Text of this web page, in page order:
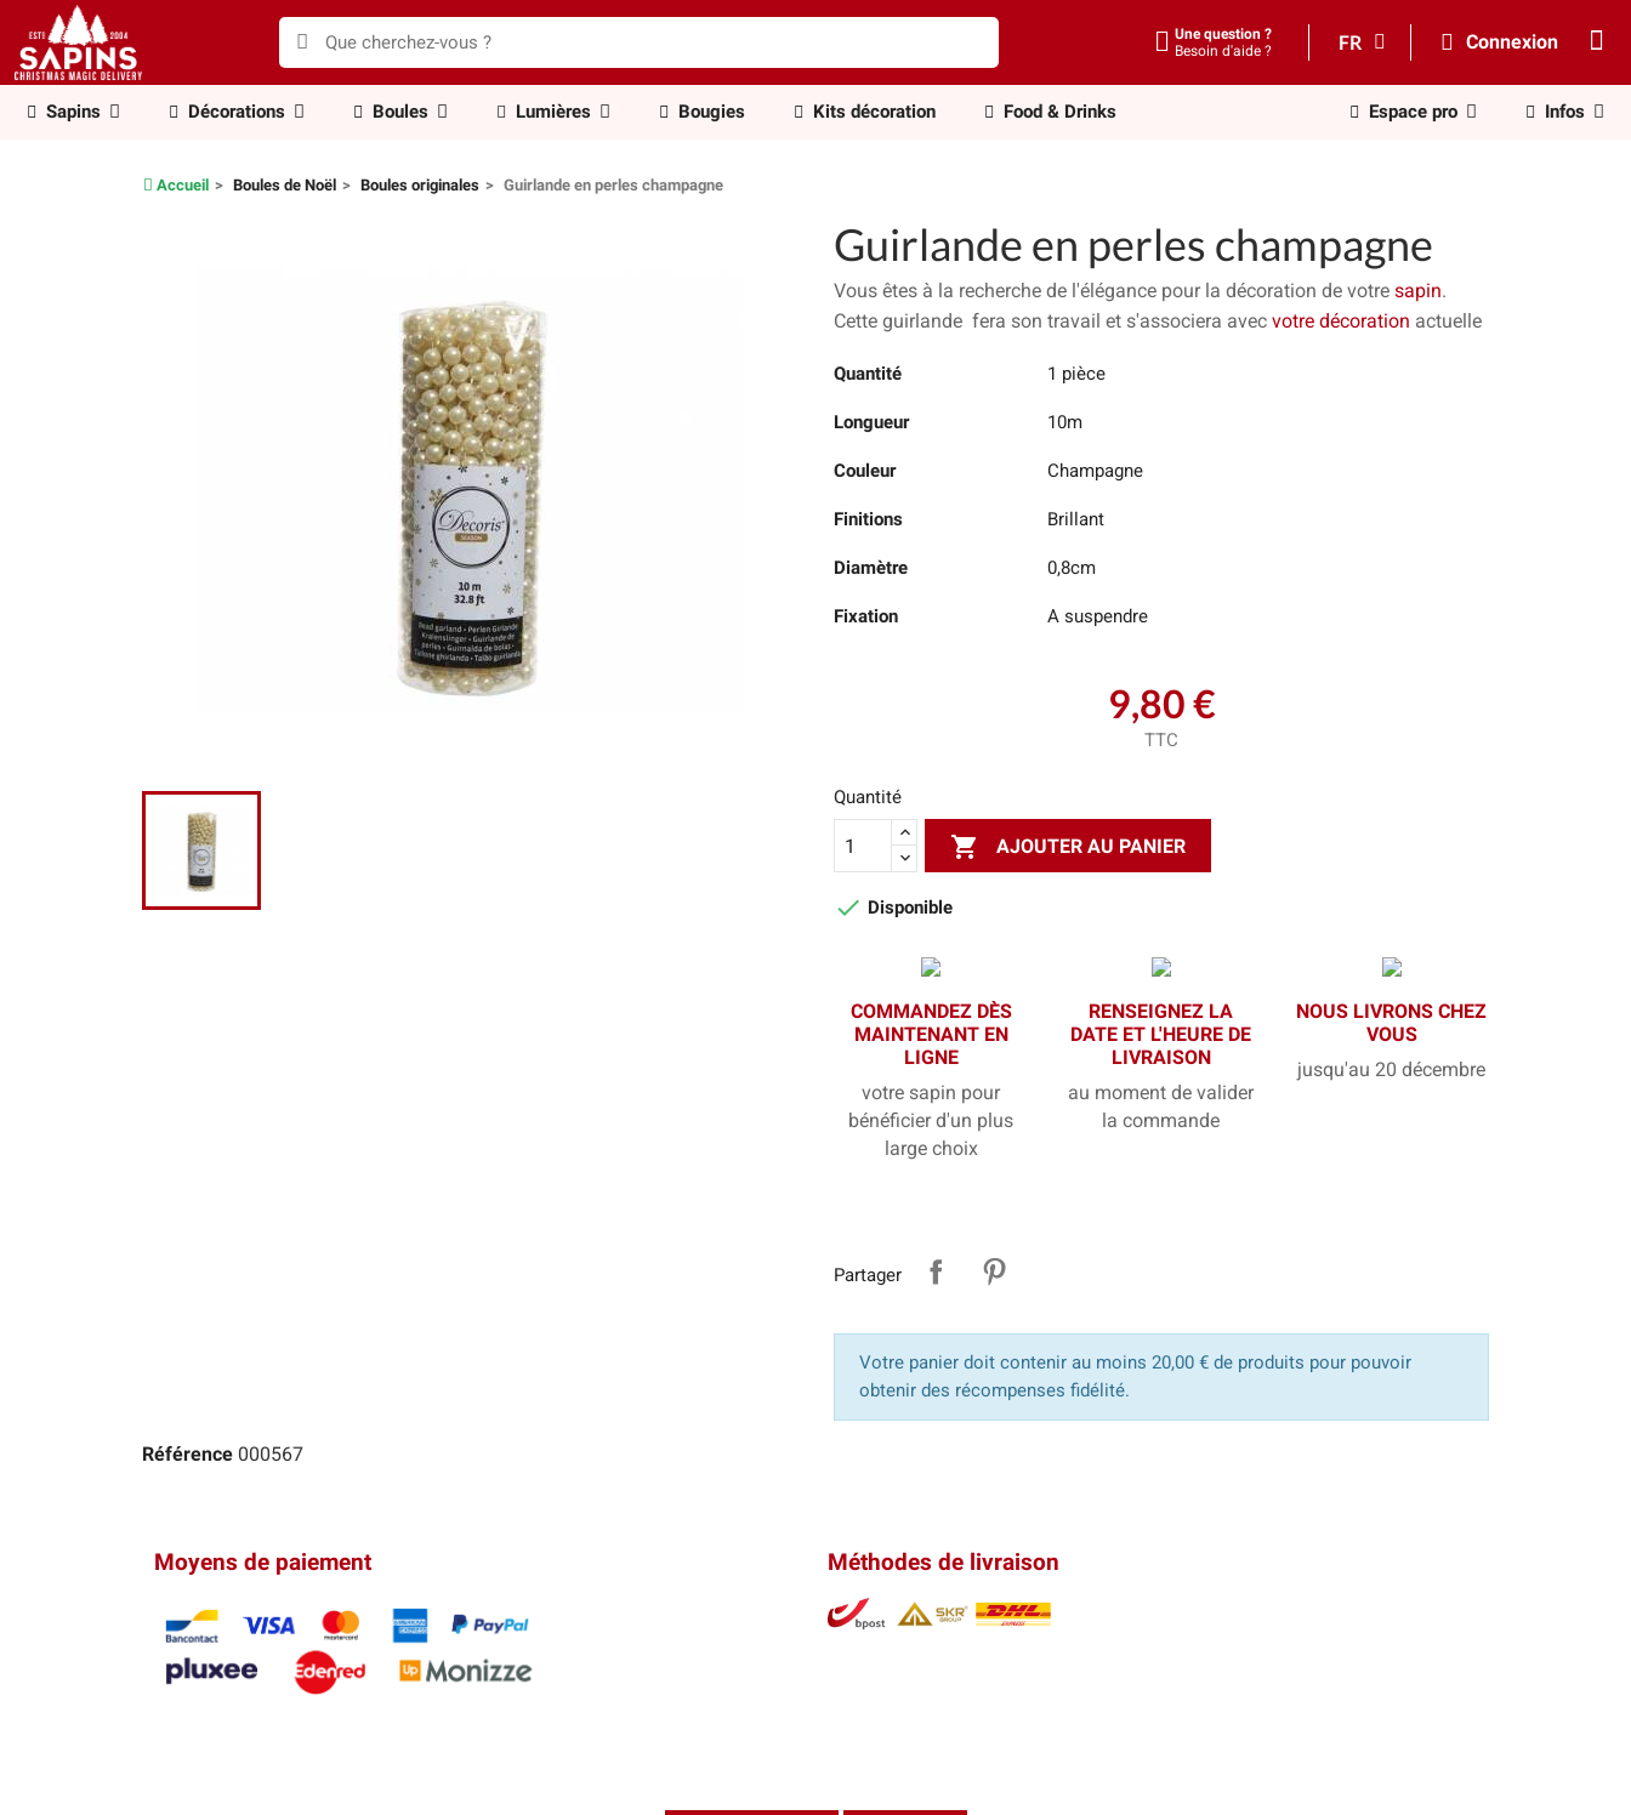
Une question ?
Besoin d'aide ?
FR Connexion
Sapins Décorations Boules Lumières Bougies Kits décoration Food & Drinks Espace pro Infos
Accueil Boules de Noël Boules originales Guirlande en perles champagne
Guirlande en perles champagne
Vous êtes à la recherche de l'élégance pour la décoration de votre sapin.
Cette guirlande fera son travail et s'associera avec votre décoration actuelle
Quantité 1 pièce
Longueur 10m
Couleur Champagne
Finitions Brillant
Diamètre 0,8cm
Fixation A suspendre
9,80 €
TTC
Quantité
 AJOUTER AU PANIER
 Disponible
COMMANDEZ DÈS
MAINTENANT EN
LIGNE
votre sapin pour
bénéficier d'un plus
large choix
RENSEIGNEZ LA
DATE ET L'HEURE DE
LIVRAISON
au moment de valider
la commande
NOUS LIVRONS CHEZ
VOUS
jusqu'au 20 décembre
Partager
Votre panier doit contenir au moins 20,00 € de produits pour pouvoir
obtenir des récompenses fidélité.
Référence 000567
Moyens de paiement Méthodes de livraison